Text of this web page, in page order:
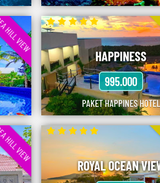
VIEW
HAPPINESS
995.000
PAKET HAPPINES HOTEL
VIEW
ROYAL OCEAN